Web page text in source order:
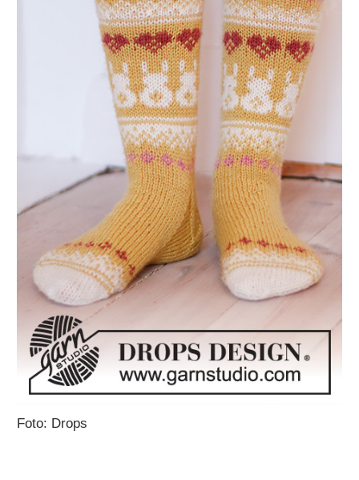
Foto: Drops